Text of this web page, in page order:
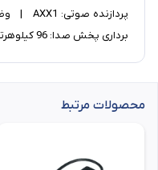
‌برداری پخش صدا: 96 کیلوهرتز
محصولات مرتبط